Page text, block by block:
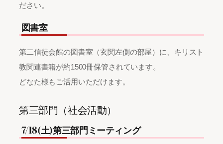
ださい。
図書室
第二信徒会館の図書室（玄関左側の部屋）に、キリスト
教関連書籍が約1500冊保管されています。
どなた様もご活用いただけます。
第三部門（社会活動）
7/18(土)第三部門ミーティング